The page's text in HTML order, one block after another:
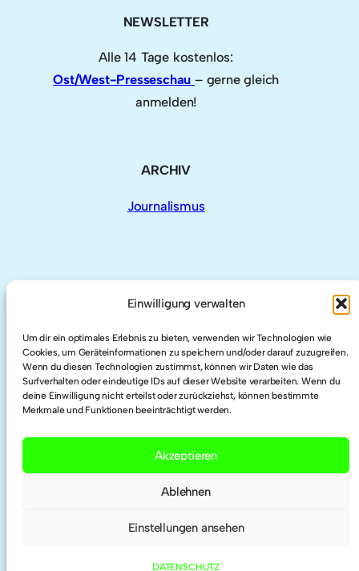
Einwilligung verwalten
Um dir ein optimales Erlebnis zu bieten, verwenden wir Technologien wie
Cookies, um Geräteinformationen zu speichern und/oder darauf zuzugreifen.
Wenn du diesen Technologien zustimmst, können wir Daten wie das
Surfverhalten oder eindeutige IDs auf dieser Website verarbeiten. Wenn du
deine Einwilligung nicht erteilst oder zurückziehst, können bestimmte
Merkmale und Funktionen beeinträchtigt werden.
Akzeptieren
Ablehnen
Einstellungen ansehen
DATENSCHUTZ
NEWSLETTER
Alle 14 Tage kostenlos:
Ost/West-Presseschau – gerne gleich
anmelden!
ARCHIV
Journalismus
LinkedIn
Twitter
Researchgate
ORCID